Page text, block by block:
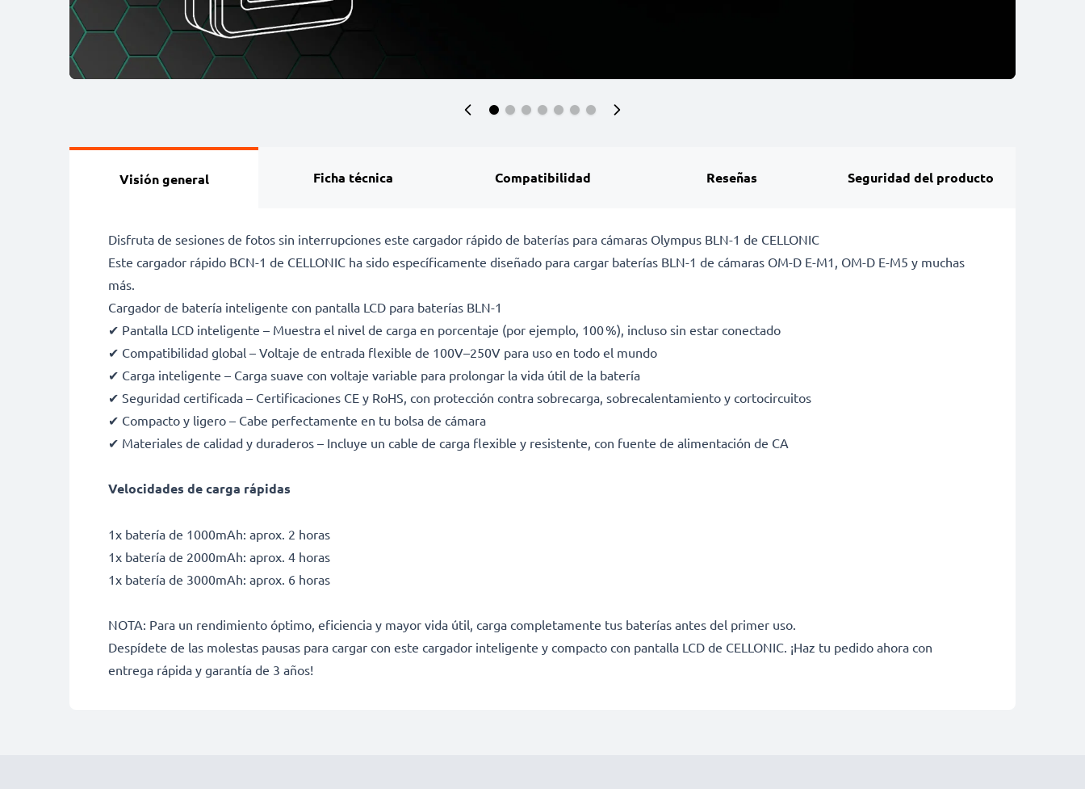
Visión general Ficha técnica Compatibilidad Reseñas Seguridad del producto
Disfruta de sesiones de fotos sin interrupciones este cargador rápido de baterías para cámaras Olympus BLN-1 de CELLONIC
Este cargador rápido BCN-1 de CELLONIC ha sido específicamente diseñado para cargar baterías BLN-1 de cámaras OM-D E-M1, OM-D E-M5 y muchas
más.
Cargador de batería inteligente con pantalla LCD para baterías BLN-1
✔ Pantalla LCD inteligente – Muestra el nivel de carga en porcentaje (por ejemplo, 100 %), incluso sin estar conectado
✔ Compatibilidad global – Voltaje de entrada flexible de 100V–250V para uso en todo el mundo
✔ Carga inteligente – Carga suave con voltaje variable para prolongar la vida útil de la batería
✔ Seguridad certificada – Certificaciones CE y RoHS, con protección contra sobrecarga, sobrecalentamiento y cortocircuitos
✔ Compacto y ligero – Cabe perfectamente en tu bolsa de cámara
✔ Materiales de calidad y duraderos – Incluye un cable de carga flexible y resistente, con fuente de alimentación de CA
Velocidades de carga rápidas
1x batería de 1000mAh: aprox. 2 horas
1x batería de 2000mAh: aprox. 4 horas
1x batería de 3000mAh: aprox. 6 horas
NOTA: Para un rendimiento óptimo, eficiencia y mayor vida útil, carga completamente tus baterías antes del primer uso.
Despídete de las molestas pausas para cargar con este cargador inteligente y compacto con pantalla LCD de CELLONIC. ¡Haz tu pedido ahora con
entrega rápida y garantía de 3 años!